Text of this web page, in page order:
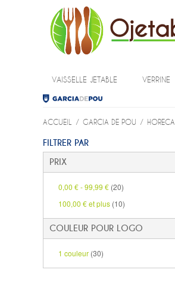
VAISSELLE JETABLE VERRINE
ACCUEIL / GARCIA DE POU / HORECA
FILTRER PAR
PRIX
0,00 €-99,99 € (20)
100,00 €et plus (10)
COULEUR POUR LOGO
1 couleur (30)